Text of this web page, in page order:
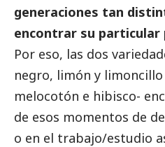
generaciones tan
encontrar su particular
Por eso, las dos
negro, limón y limoncillo
melocotón e hibisco-
de esos momentos de
o en el trabajo/estudio